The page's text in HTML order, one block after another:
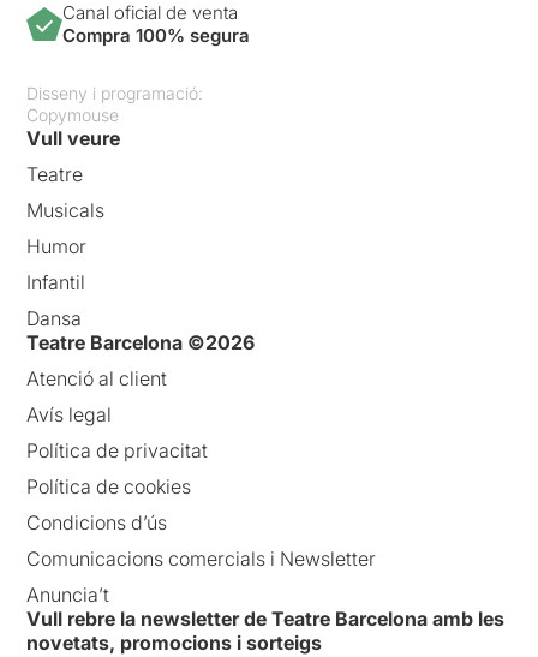
Canal oficial de venta
Compra 100% segura
Disseny i programació:
Copymouse
Vull veure
Teatre
Musicals
Humor
Infantil
Dansa
Teatre Barcelona ©2026
Atenció al client
Avís legal
Política de privacitat
Política de cookies
Condicions d’ús
Comunicacions comercials i Newsletter
Anuncia’t
Vull rebre la newsletter de Teatre Barcelona amb les
novetats, promocions i sorteigs